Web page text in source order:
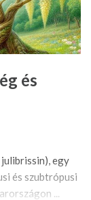
és
julibrissin), egy
és szubtrópusi
...